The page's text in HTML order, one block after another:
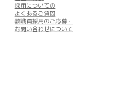
採用についての
よくあるご質問
教職員採用のご応募・
お問い合わせについて